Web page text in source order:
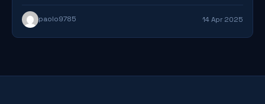
paolo9785 14 Apr 2025